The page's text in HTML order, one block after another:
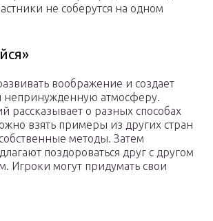
не соберутся на одном
воображение и создает
непринужденную атмосферу.
рассказывает о разных способах
взять примеры из других стран
методы. Затем
поздороваться друг с другом
Игроки могут придумать свои